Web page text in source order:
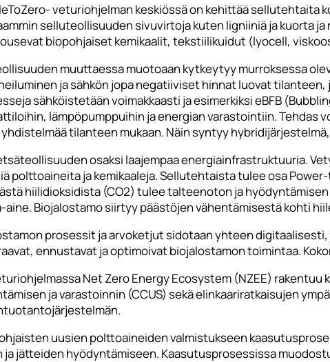
veturiohjelman keskiössä on kehittää
selluteollisuuden sivuvirtoja kuten ligniiniä ja kuorta
biopohjaiset kemikaalit, tekstiilikuidut (lyocell,
muuttaessa muotoaan kytkeytyy murroksessa
ja sähkön jopa negatiiviset hinnat luovat
sähköistetään voimakkaasti ja esimerkiksi eBFB
lämpöpumppuihin ja energian varastointiin. Tehdas
tilanteen mukaan. Näin syntyy
osaksi laajempaa energiainfrastruktuuria.
polttoaineita ja kemikaaleja. Sellutehtaista tulee osa
hiilidioksidista (CO2) tulee talteenoton ja
Biojalostamo siirtyy päästöjen vähentämisestä kohti
prosessit ja arvoketjut sidotaan yhteen
ennustavat ja optimoivat biojalostamon toimintaa.
Net Zero Energy Ecosystem (NZEE)
ja varastoinnin (CCUS) sekä elinkaariratkaisujen
uusien polttoaineiden valmistukseen
ja jätteiden hyödyntämiseen. Kaasutusprosessissa